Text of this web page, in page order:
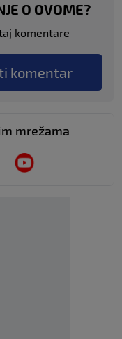
O OVOME?
komentare
komentar
mrežama